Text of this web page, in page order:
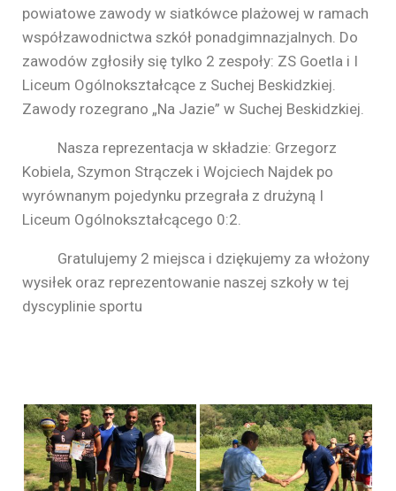
powiatowe zawody w siatkówce plażowej w ramach
współzawodnictwa szkół ponadgimnazjalnych. Do
zawodów zgłosiły się tylko 2 zespoły: ZS Goetla i I
Liceum Ogólnokształcące z Suchej Beskidzkiej.
Zawody rozegrano „Na Jazie” w Suchej Beskidzkiej.
Nasza reprezentacja w składzie: Grzegorz
Kobiela, Szymon Strączek i Wojciech Najdek po
wyrównanym pojedynku przegrała z drużyną I
Liceum Ogólnokształcącego 0:2.
Gratulujemy 2 miejsca i dziękujemy za włożony
wysiłek oraz reprezentowanie naszej szkoły w tej
dyscyplinie sportu